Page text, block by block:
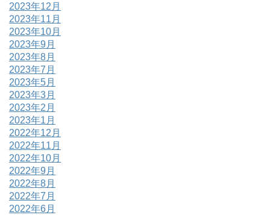
2023年12月
2023年11月
2023年10月
2023年9月
2023年8月
2023年7月
2023年5月
2023年3月
2023年2月
2023年1月
2022年12月
2022年11月
2022年10月
2022年9月
2022年8月
2022年7月
2022年6月